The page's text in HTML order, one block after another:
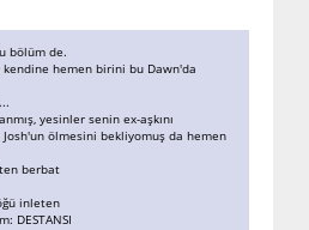
bölüm de.
hemen birini bu Dawn'da
yesinler senin ex-aşkını
ölmesini bekliyomuş da hemen
üstüne.
berbat
inleten
DESTANSI